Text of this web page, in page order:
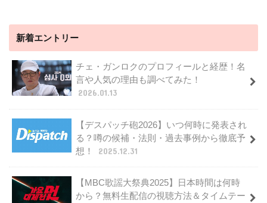
新着エントリー
チェ・ガンロクのプロフィールと経歴！名
言や人気の理由も調べてみた！
2026.01.13
【デスパッチ砲2026】いつ何時に発表され
る？噂の候補・法則・過去事例から徹底予
想！
2025.12.31
【MBC歌謡大祭典2025】日本時間は何時
から？無料生配信の視聴方法＆タイムテー